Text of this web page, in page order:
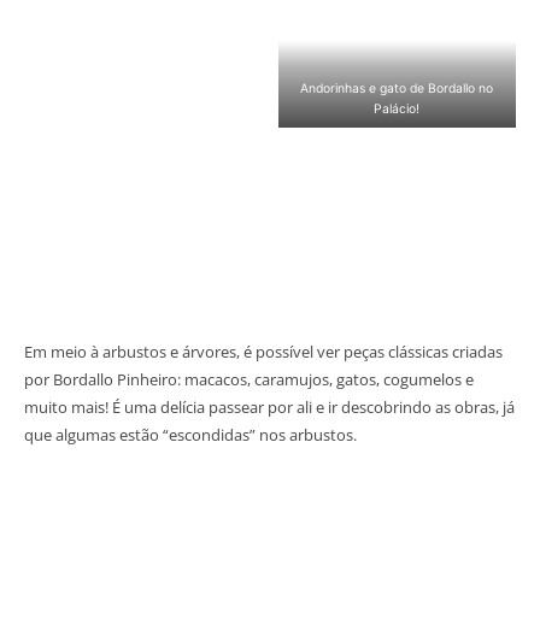
Andorinhas e gato de Bordallo no
Palácio!
Em meio à arbustos e árvores, é possível ver peças clássicas criadas
por Bordallo Pinheiro: macacos, caramujos, gatos, cogumelos e
muito mais! É uma delícia passear por ali e ir descobrindo as obras, já
que algumas estão “escondidas” nos arbustos.